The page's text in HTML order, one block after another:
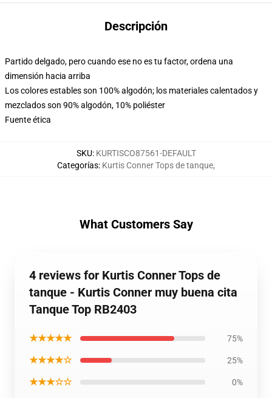
Descripción
Partido delgado, pero cuando ese no es tu factor, ordena una
dimensión hacia arriba
Los colores estables son 100% algodón; los materiales calentados y
mezclados son 90% algodón, 10% poliéster
Fuente ética
SKU: KURTISCO87561-DEFAULT
Categorías: Kurtis Conner Tops de tanque,
What Customers Say
4 reviews for Kurtis Conner Tops de
tanque - Kurtis Conner muy buena cita
Tanque Top RB2403
★★★★★ 75%
★★★★☆ 25%
★★★☆☆ 0%